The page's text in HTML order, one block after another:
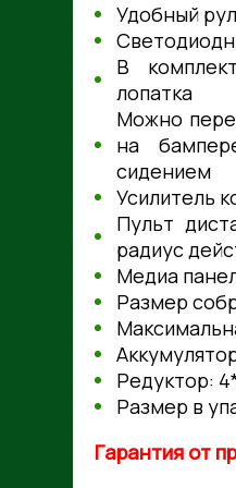
Удобный
В
лопатка
Можно
на
сидением
Усилитель
Пульт
радиус
Медиа
Размер
Редуктор:
Размер в
Гарантия от